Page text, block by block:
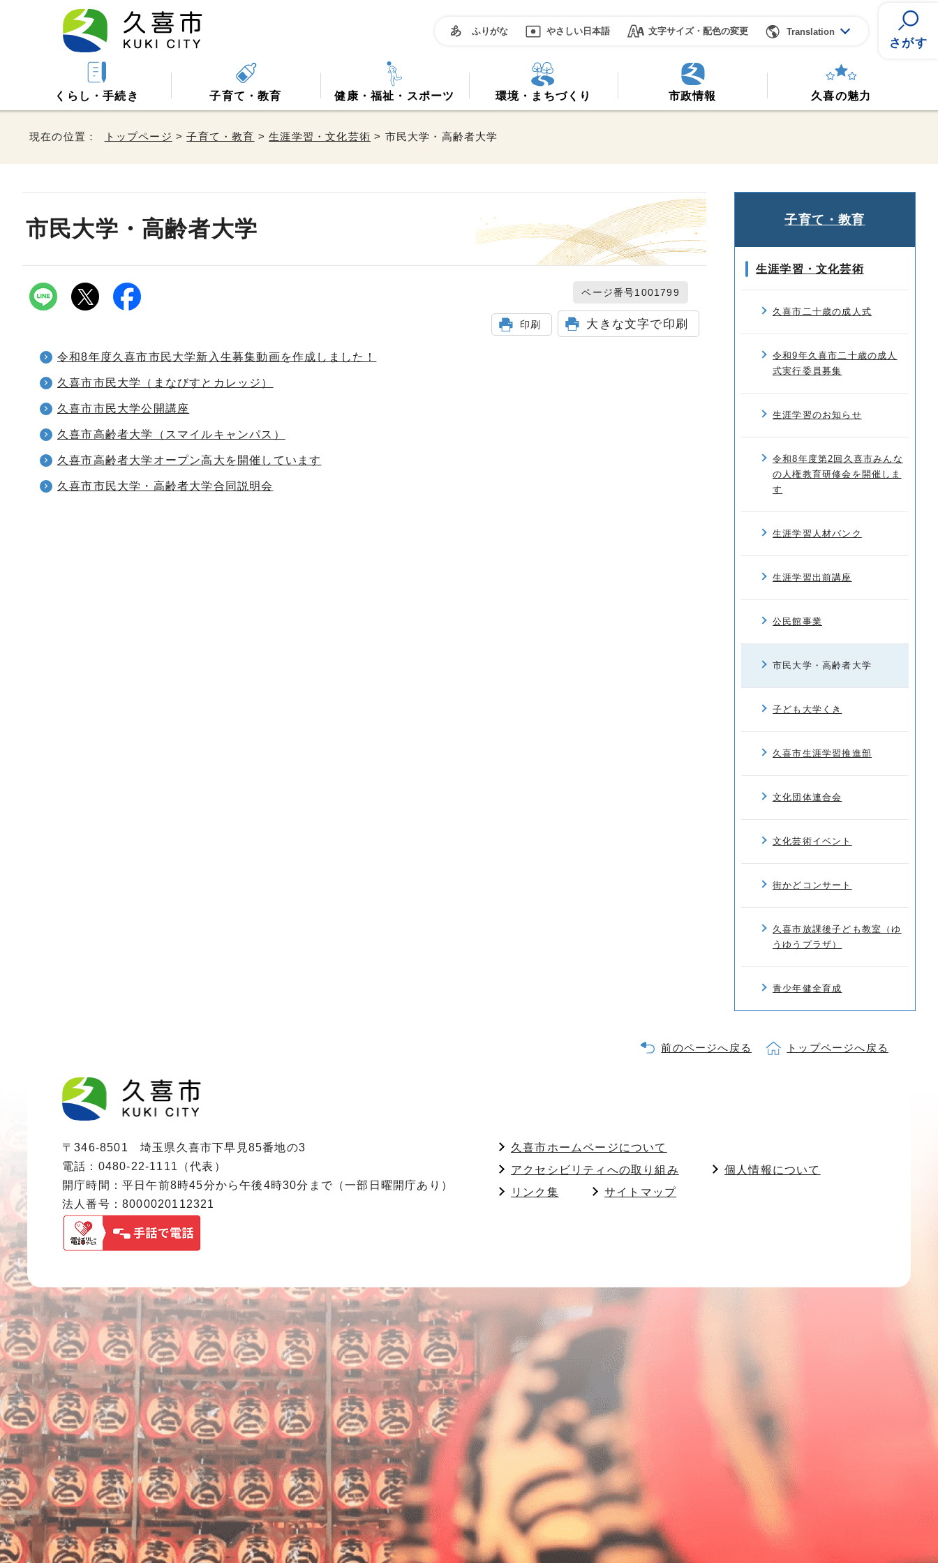
ふりがな やさしい日本語 文字サイズ・配色の変更 Translation
さがす
くらし・手続き 子育て・教育 健康・福祉・スポーツ 環境・まちづくり 市政情報 久喜の魅力
現在の位置： トップページ >子育て・教育 >生涯学習・文化芸術 > 市民大学・高齢者大学
市民大学・高齢者大学
ページ番号1001799
印刷 大きな文字で印刷
令和8年度久喜市市民大学新入生募集動画を作成しました！
久喜市市民大学（まなびすとカレッジ）
久喜市市民大学公開講座
久喜市高齢者大学（スマイルキャンパス）
久喜市高齢者大学オープン高大を開催しています
久喜市市民大学・高齢者大学合同説明会
子育て・教育
生涯学習・文化芸術
久喜市二十歳の成人式
令和9年久喜市二十歳の成人
式実行委員募集
生涯学習のお知らせ
令和8年度第2回久喜市みんな
の人権教育研修会を開催しま
す
生涯学習人材バンク
生涯学習出前講座
公民館事業
市民大学・高齢者大学
子ども大学くき
久喜市生涯学習推進部
文化団体連合会
文化芸術イベント
街かどコンサート
久喜市放課後子ども教室（ゆ
うゆうプラザ）
青少年健全育成
前のページへ戻る トップページへ戻る
〒346-8501 埼玉県久喜市下早見85番地の3
電話：0480-22-1111（代表）
開庁時間：平日午前8時45分から午後4時30分まで（一部日曜開庁あり）
法人番号：8000020112321
久喜市ホームページについて
アクセシビリティへの取り組み
個人情報について
リンク集
サイトマップ